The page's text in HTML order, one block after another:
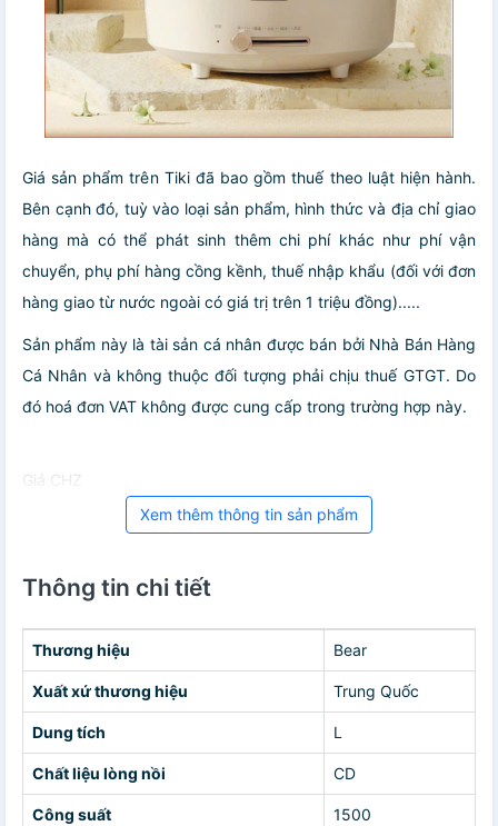
Giá sản phẩm trên Tiki đã bao gồm thuế theo luật hiện hành.
Bên cạnh đó, tuỳ vào loại sản phẩm, hình thức và địa chỉ giao
hàng mà có thể phát sinh thêm chi phí khác như phí vận
chuyển, phụ phí hàng cồng kềnh, thuế nhập khẩu (đối với đơn
hàng giao từ nước ngoài có giá trị trên 1 triệu đồng).....
Sản phẩm này là tài sản cá nhân được bán bởi Nhà Bán Hàng
Cá Nhân và không thuộc đối tượng phải chịu thuế GTGT. Do
đó hoá đơn VAT không được cung cấp trong trường hợp này.
Giá CHZ
Xem thêm thông tin sản phẩm
Thông tin chi tiết
Thương hiệu Bear
Xuất xứ thương hiệu Trung Quốc
Dung tích L
Chất liệu lòng nồi CD
Công suất 1500